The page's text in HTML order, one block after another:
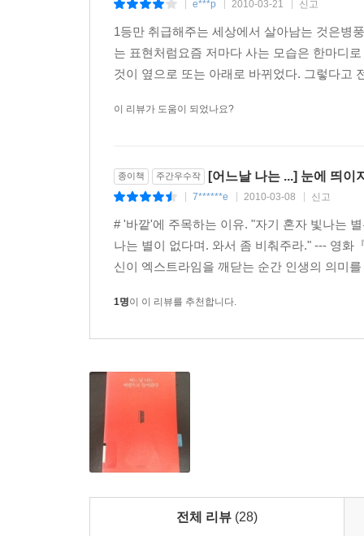
e***p 2010-03-21 신고
1등만 취급해주는 세상에서 살아남는 것은병
는 표현처럼요즘 저마다 사는 모습은 한마디
것이 옆으로 또는 아래로 바뀌었다. 그렇다고
이 리뷰가 도움이 되었나요?
종이책 주간우수작 [어느날 나는 ...] 눈에 띄이
7******e 2010-03-08 신고
# '바깥'에 주목하는 이유. "자기 혼자 빛나는
나는 별이 없다며. 와서 좀 비춰주라." --- 영화
신이 엑스트라임을 깨닫는 순간 인생의 의미
1명이 이 리뷰를 추천합니다.
전체 리뷰 (28)